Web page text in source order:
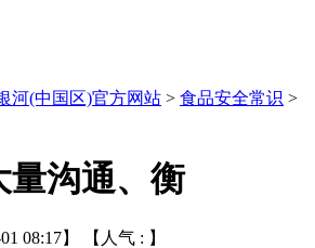
河(中国区)官方网站 > 食品安全常识 >
量沟通、衡
08:17】 【人气 : 】